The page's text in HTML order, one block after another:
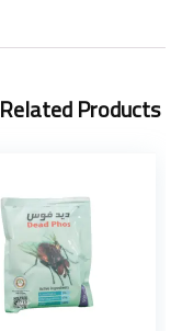
Related Products